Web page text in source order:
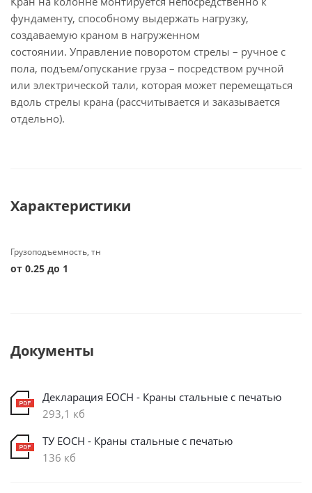
фундаменту, способному выдержать нагрузку,
создаваемую краном в нагруженном
состоянии. Управление поворотом стрелы – ручное с
пола, подъем/опускание груза – посредством ручной
или электрической тали, которая может перемещаться
вдоль стрелы крана (рассчитывается и заказывается
отдельно).
Характеристики
Грузоподъемность, тн
от 0.25 до 1
Документы
Декларация ЕОСН - Краны стальные с печатью
293,1 кб
ТУ ЕОСН - Краны стальные с печатью
136 кб